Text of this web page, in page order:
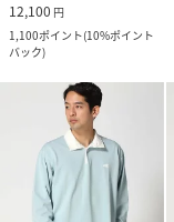
12,100 円
1,100ポイント(10%ポイント
バック)